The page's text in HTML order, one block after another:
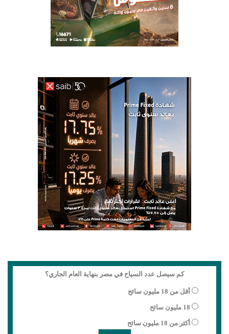
كم سيصل عدد السياح في مصر بنهاية العام الجاري؟
أقل من 18 مليون سائح
18 مليون سائح
أكثر من 18 مليون سائح